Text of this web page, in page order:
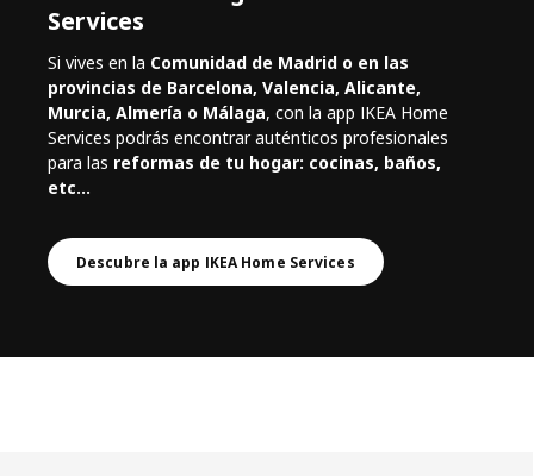
Services
Si vives en la Comunidad de Madrid o en las
provincias de Barcelona, Valencia, Alicante,
Murcia, Almería o Málaga, con la app IKEA Home
Services podrás encontrar auténticos profesionales
para las reformas de tu hogar: cocinas, baños,
etc...
Descubre la app IKEA Home Services